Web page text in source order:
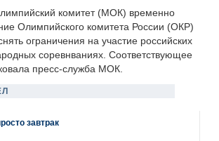
комитет (МОК) временно
Олимпийского комитета России (ОКР)
ограничения на участие российских
соревнваниях. Соответствующее
пресс-служба МОК.
завтрак